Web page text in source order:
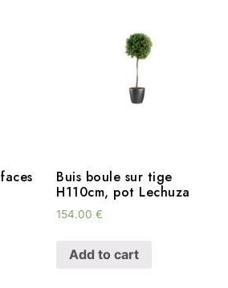
Buis boule sur tige
H110cm, pot Lechuza
154.00 €
Add to cart